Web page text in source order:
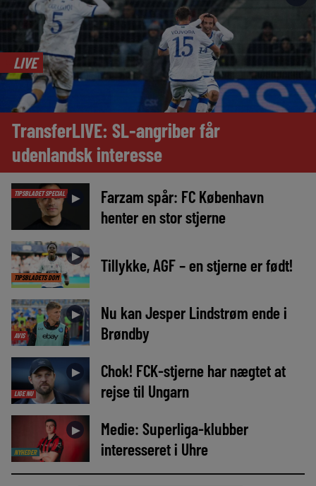
LIVE
TransferLIVE: SL-angriber får
udenlandsk interesse
TIPSBLADET SPECIAL ►
Farzam spår: FC København
henter en stor stjerne
TIPSBLADETS DOM
► Tillykke, AGF – en stjerne er født!
AVIS
►
Nu kan Jesper Lindstrøm ende i
Brøndby
LIGE NU
►
Chok! FCK-stjerne har nægtet at
rejse til Ungarn
NYHEDER
►
Medie: Superliga-klubber
interesseret i Uhre